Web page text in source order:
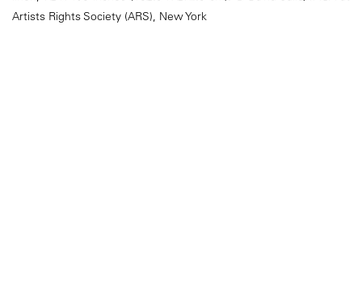
Artists Rights Society (ARS), New York